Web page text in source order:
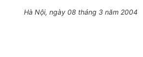
Hà Nội, ngày 08 tháng 3 năm 2004